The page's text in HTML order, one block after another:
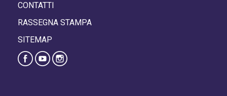
CONTATTI
RASSEGNA STAMPA
SITEMAP